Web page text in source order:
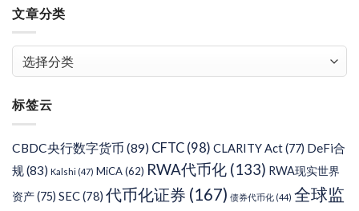
文章分类
类
标签云
CBDC央行数字货币 (89) CFTC (98) CLARITY Act(77) DeFi合
规(83) Kalshi (47) MiCA(62) RWA代币化 (133) RWA现实世界
资产(75) SEC(78) 代币化证券 (167) 债券代币化 (44) 全球监